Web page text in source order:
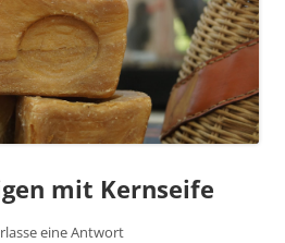
mit Kernseife
eine Antwort